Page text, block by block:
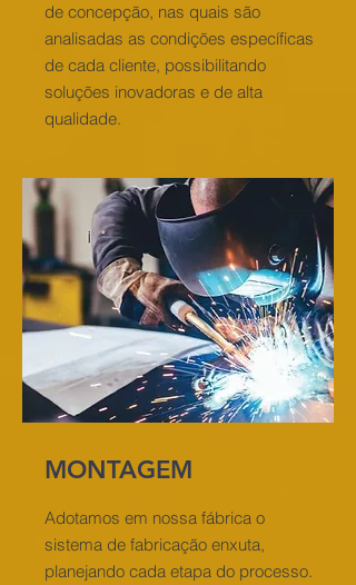
de concepção, nas quais são
analisadas as condições específicas
de cada cliente, possibilitando
soluções inovadoras e de alta
qualidade.
MONTAGEM
Adotamos em nossa fábrica o
sistema de fabricação enxuta,
planejando cada etapa do processo.